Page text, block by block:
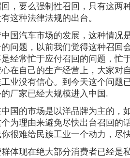
，要么强制性召回，只有这两
这种法律法规的出台。
汽车市场的发展，这种情况
问题，以前我们觉得这种召回
经常忙于应付召回的问题，忙
在自己的生产经营上，大家对
业没有信心。到今天这个问题
厂家已经大规模进入中国.
的市场是以洋品牌为主的，
为理由来避免尽快出台召回的
很难给民族工业一个动力，尽
现在绝大部分消费者已经是